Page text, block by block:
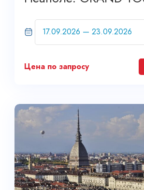
Цена по запросу